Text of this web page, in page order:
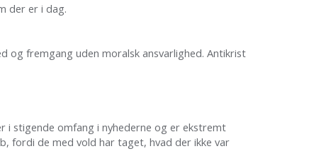
der er i dag.
og fremgang uden moralsk ansvarlighed. Antikrist
i stigende omfang i nyhederne og er ekstremt
fordi de med vold har taget, hvad der ikke var